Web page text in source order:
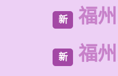
新 福
新 福